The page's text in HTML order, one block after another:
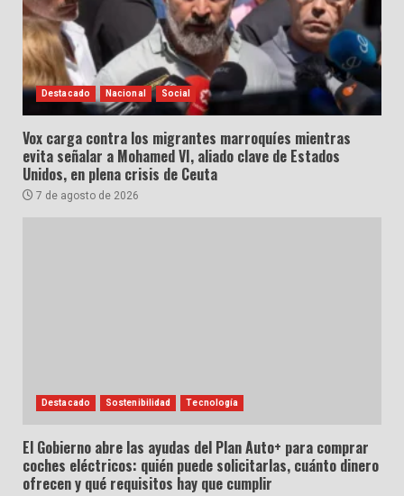
Destacado Nacional Social
Vox carga contra los migrantes marroquíes mientras
evita señalar a Mohamed VI, aliado clave de Estados
Unidos, en plena crisis de Ceuta
7 de agosto de 2026
Destacado Sostenibilidad Tecnología
El Gobierno abre las ayudas del Plan Auto+ para comprar
coches eléctricos: quién puede solicitarlas, cuánto dinero
ofrecen y qué requisitos hay que cumplir